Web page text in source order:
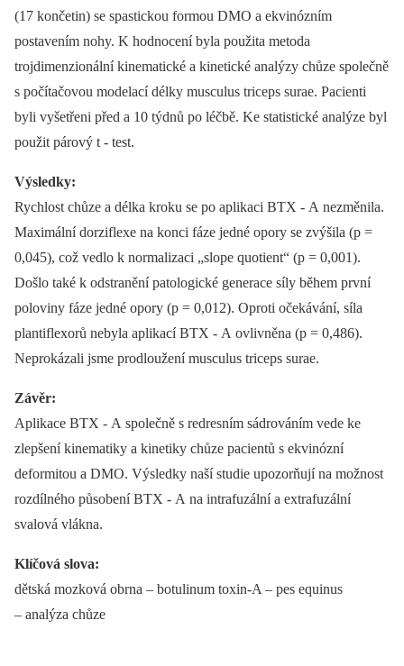
(17 končetin) se spastickou formou DMO a ekvinózním
postavením nohy. K hodnocení byla použita metoda
trojdimenzionální kinematické a kinetické analýzy chůze společně
s počítačovou modelací délky musculus triceps surae. Pacienti
byli vyšetřeni před a 10 týdnů po léčbě. Ke statistické analýze byl
použit párový t -⁠ test.
Výsledky:
Rychlost chůze a délka kroku se po aplikaci BTX ‑⁠ A nezměnila.
Maximální dorziflexe na konci fáze jedné opory se zvýšila (p =
0,045), což vedlo k normalizaci „slope quotient“ (p = 0,001).
Došlo také k odstranění patologické generace síly během první
poloviny fáze jedné opory (p = 0,012). Oproti očekávání, síla
plantiflexorů nebyla aplikací BTX ‑⁠ A ovlivněna (p = 0,486).
Neprokázali jsme prodloužení musculus triceps surae.
Závěr:
Aplikace BTX ‑⁠ A společně s redresním sádrováním vede ke
zlepšení kinematiky a kinetiky chůze pacientů s ekvinózní
deformitou a DMO. Výsledky naší studie upozorňují na možnost
rozdílného působení BTX ‑⁠ A na intrafuzální a extrafuzální
svalová vlákna.
Klíčová slova:
dětská mozková obrna –⁠ botulinum toxin-A –⁠ pes equinus
–⁠ analýza chůze